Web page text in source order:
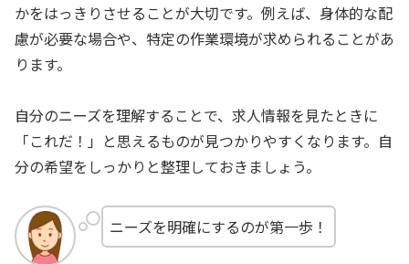
かをはっきりさせることが大切です。例えば、身体的な配
慮が必要な場合や、特定の作業環境が求められることがあ
ります。
自分のニーズを理解することで、求人情報を見たときに
「これだ！」と思えるものが見つかりやすくなります。自
分の希望をしっかりと整理しておきましょう。
ニーズを明確にするのが第一歩！